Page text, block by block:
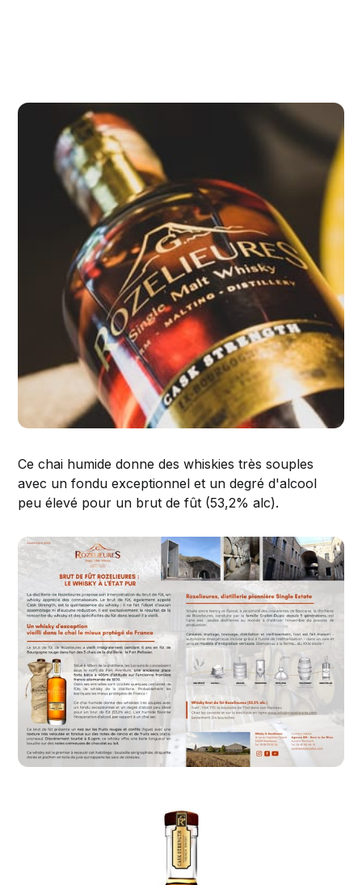
Ce chai humide donne des whiskies très souples
avec un fondu exceptionnel et un degré d'alcool
peu élevé pour un brut de fût (53,2% alc).